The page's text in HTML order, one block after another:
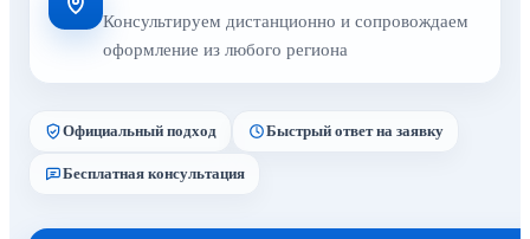
Консультируем дистанционно и сопровождаем
оформление из любого региона
Официальный подход Быстрый ответ на заявку
Бесплатная консультация